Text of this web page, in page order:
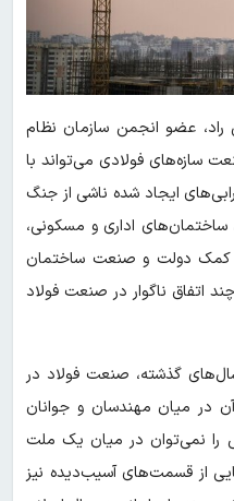
راد، عضو انجمن سازمان نظام
سازه‌های فولادی می‌تواند با
ایجاد شده ناشی از جنگ
اداری و مسکونی،
کمک دولت و صنعت ساختمان
اتفاق ناگوار در صنعت فولاد
گذشته، صنعت فولاد در
در میان مهندسان و جوانان
را نمی‌توان در میان یک ملت
از قسمت‌های آسیب‌دیده نیز